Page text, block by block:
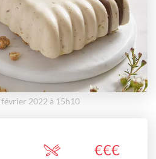
2022 à 15h10
€€€